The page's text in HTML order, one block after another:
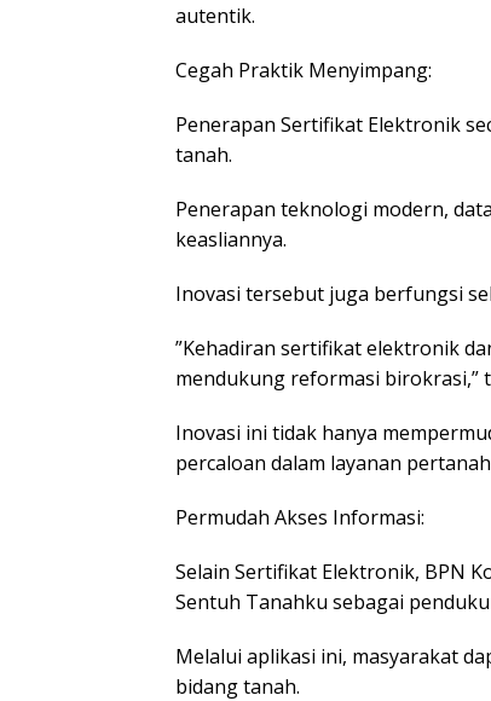
autentik.
Cegah Praktik Menyimpang:
Penerapan Sertifikat Elektronik
tanah.
Penerapan teknologi modern,
keasliannya.
Inovasi tersebut juga berfungsi
”Kehadiran sertifikat elektronik
mendukung reformasi birokrasi,”
Inovasi ini tidak hanya
percaloan dalam layanan
Permudah Akses Informasi:
Selain Sertifikat Elektronik, BPN
Sentuh Tanahku sebagai
Melalui aplikasi ini, masyarakat
bidang tanah.